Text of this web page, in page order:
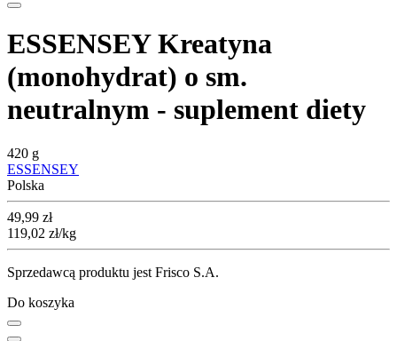
ESSENSEY Kreatyna
(monohydrat) o sm.
neutralnym - suplement diety
420 g
ESSENSEY
Polska
Cena
49,99 zł
119,02 zł/kg
Sprzedawcą produktu jest Frisco S.A.
Do koszyka